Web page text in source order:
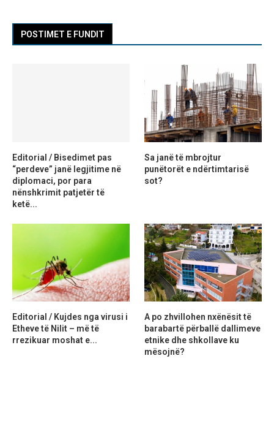
POSTIMET E FUNDIT
Editorial / Bisedimet pas
“perdeve” janë legjitime në
diplomaci, por para
nënshkrimit patjetër të
ketë...
Sa janë të mbrojtur
punëtorët e ndërtimtarisë
sot?
Editorial / Kujdes nga virusi i
Etheve të Nilit – më të
rrezikuar moshat e...
A po zhvillohen nxënësit të
barabartë përballë dallimeve
etnike dhe shkollave ku
mësojnë?